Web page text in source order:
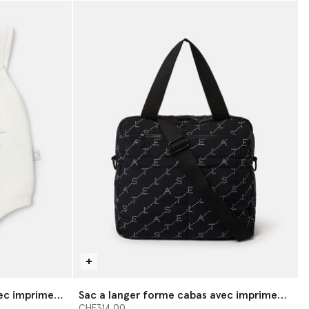
imprime
Sac a langer forme cabas avec imprime